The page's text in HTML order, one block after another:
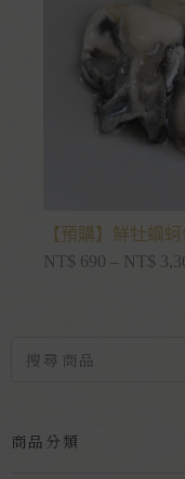
【預購】鮮牡蠣
NT$ 690 – NT$
商品分類